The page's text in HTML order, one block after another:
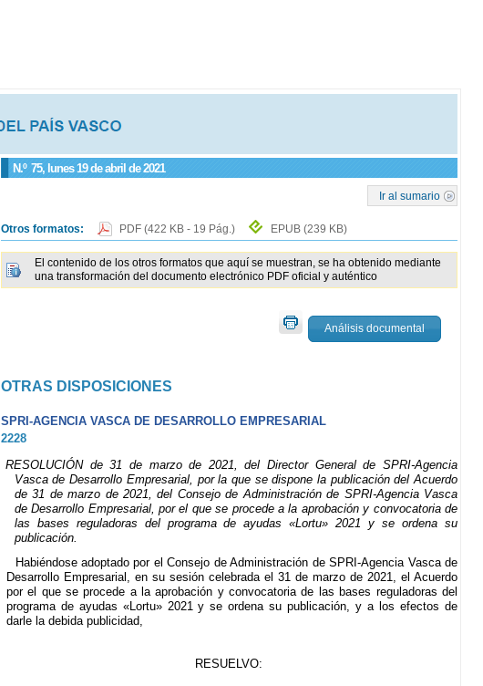
N.º 75, lunes 19 de abril de 2021
Ir al sumario
Otros formatos: PDF (422 KB - 19 Pág.) EPUB (239 KB)
El contenido de los otros formatos que aquí se muestran, se ha obtenido mediante
una transformación del documento electrónico PDF oficial y auténtico
Análisis documental
OTRAS DISPOSICIONES
SPRI-AGENCIA VASCA DE DESARROLLO EMPRESARIAL
2228
RESOLUCIÓN de 31 de marzo de 2021, del Director General de SPRI-Agencia
Vasca de Desarrollo Empresarial, por la que se dispone la publicación del Acuerdo
de 31 de marzo de 2021, del Consejo de Administración de SPRI-Agencia Vasca
de Desarrollo Empresarial, por el que se procede a la aprobación y convocatoria de
las bases reguladoras del programa de ayudas «Lortu» 2021 y se ordena su
publicación.
Habiéndose adoptado por el Consejo de Administración de SPRI-Agencia Vasca de
Desarrollo Empresarial, en su sesión celebrada el 31 de marzo de 2021, el Acuerdo
por el que se procede a la aprobación y convocatoria de las bases reguladoras del
programa de ayudas «Lortu» 2021 y se ordena su publicación, y a los efectos de
darle la debida publicidad,
RESUELVO: